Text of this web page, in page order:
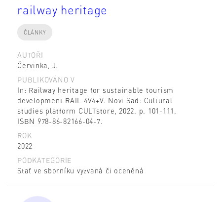
railway heritage
ČLÁNKY
AUTOŘI
Červinka, J.
PUBLIKOVÁNO V
In: Railway heritage for sustainable tourism
development RAIL 4V4+V. Novi Sad: Cultural
studies platform CULTstore, 2022. p. 101-111.
ISBN 978-86-82166-04-7.
ROK
2022
PODKATEGORIE
Stať ve sborníku vyzvaná či oceněná